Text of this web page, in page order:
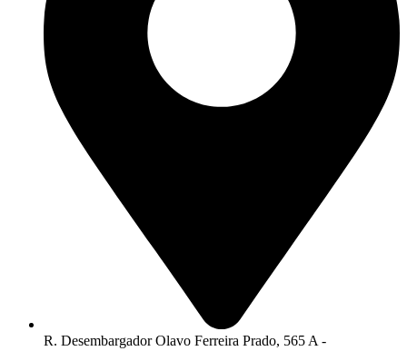
R. Desembargador Olavo Ferreira Prado, 565 A -